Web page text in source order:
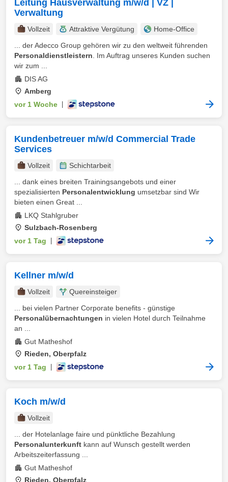
Leitung Hausverwaltung m/w/d | VZ |
Verwaltung
Vollzeit Attraktive Vergütung
Home-Office
... der Adecco Group gehören wir zu den weltweit führenden
Personaldienstleistern . Im Auftrag unseres Kunden suchen
wir zum ...
DIS AG
Amberg
vor 1 Woche
Kundenbetreuer m/w/d Commercial Trade
Services
Vollzeit
Schichtarbeit
... dank eines breiten Trainingsangebots und einer
spezialisierten Personalentwicklung umsetzbar sind Wir
bieten einen Great ...
LKQ Stahlgruber
Sulzbach-Rosenberg
vor 1 Tag
Kellner m/w/d
Vollzeit
Quereinsteiger
... bei vielen Partner Corporate benefits - günstige
Personalübernachtungen in vielen Hotel durch Teilnahme
an ...
Gut Matheshof
Rieden, Oberpfalz
vor 1 Tag
Koch m/w/d
Vollzeit
... der Hotelanlage faire und pünktliche Bezahlung
Personalunterkunft kann auf Wunsch gestellt werden
Arbeitszeiterfassung ...
Gut Matheshof
Rieden, Oberpfalz